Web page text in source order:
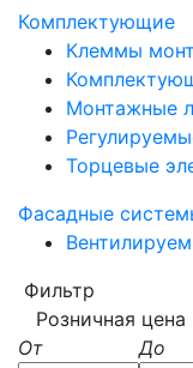
Комплектующие
Клеммы
Монтажные
Торцевые
Фасадные
Фильтр
Розничная цена
От
До